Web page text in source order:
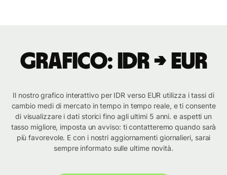
Grafico: IDR → EUR
Il nostro grafico interattivo per IDR verso EUR utilizza i tassi di
cambio medi di mercato in tempo in tempo reale, e ti consente
di visualizzare i dati storici fino agli ultimi 5 anni. e aspetti un
tasso migliore, imposta un avviso: ti contatteremo quando sarà
più favorevole. E con i nostri aggiornamenti giornalieri, sarai
sempre informato sulle ultime novità.